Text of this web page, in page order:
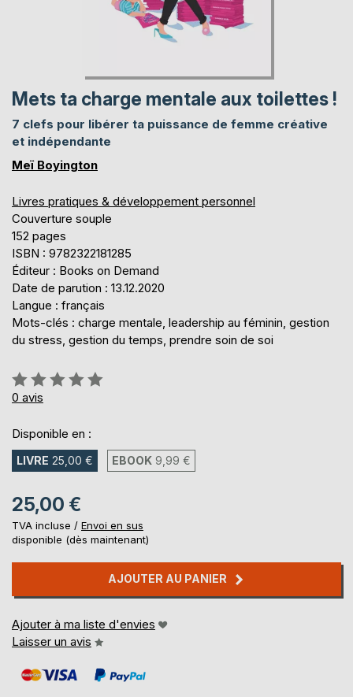
Mets ta charge mentale aux toilettes !
7 clefs pour libérer ta puissance de femme créative
et indépendante
Meï Boyington
Livres pratiques & développement personnel
Couverture souple
152 pages
ISBN : 9782322181285
Éditeur : Books on Demand
Date de parution : 13.12.2020
Langue : français
Mots-clés : charge mentale, leadership au féminin, gestion
du stress, gestion du temps, prendre soin de soi
Évaluation:
0%
0 avis
Disponible en :
LIVRE 25,00 € EBOOK 9,99 €
25,00 €
TVA incluse / Envoi en sus
disponible (dès maintenant)
AJOUTER AU PANIER
Ajouter à ma liste d'envies
Laisser un avis